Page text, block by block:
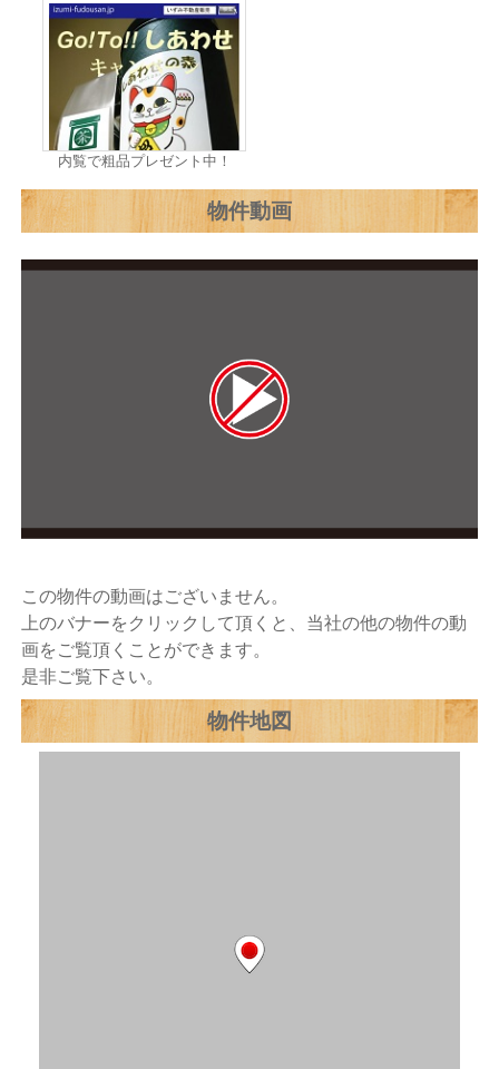
内覧で粗品プレゼント中！
物件動画
この物件の動画はございません。
上のバナーをクリックして頂くと、当社の他の物件の動
画をご覧頂くことができます。
是非ご覧下さい。
物件地図